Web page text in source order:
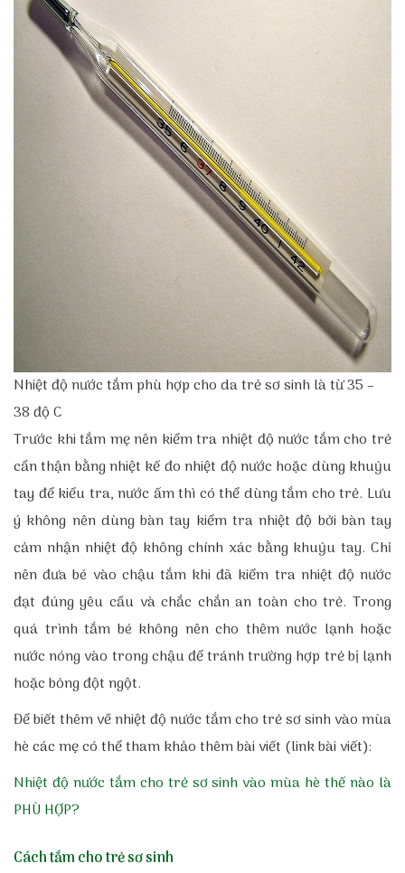
Nhiệt độ nước tắm phù hợp cho da trẻ sơ sinh là từ 35 –
38 độ C
Trước khi tắm mẹ nên kiểm tra nhiệt độ nước tắm cho trẻ
cẩn thận bằng nhiệt kế đo nhiệt độ nước hoặc dùng khuỷu
tay để kiểu tra, nước ấm thì có thể dùng tắm cho trẻ. Lưu
ý không nên dùng bàn tay kiểm tra nhiệt độ bởi bàn tay
cảm nhận nhiệt độ không chính xác bằng khuỷu tay. Chỉ
nên đưa bé vào chậu tắm khi đã kiểm tra nhiệt độ nước
đạt đúng yêu cầu và chắc chắn an toàn cho trẻ. Trong
quá trình tắm bé không nên cho thêm nước lạnh hoặc
nước nóng vào trong chậu để tránh trường hợp trẻ bị lạnh
hoặc bỏng đột ngột.
Để biết thêm về nhiệt độ nước tắm cho trẻ sơ sinh vào mùa
hè các mẹ có thể tham khảo thêm bài viết (link bài viết):
Nhiệt độ nước tắm cho trẻ sơ sinh vào mùa hè thế nào là
PHÙ HỢP?
Cách tắm cho trẻ sơ sinh